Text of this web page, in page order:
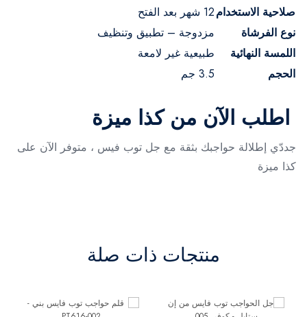
صلاحية الاستخدام12 شهر بعد الفتح
نوع الفرشاة
مزدوجة – تطبيق وتنظيف
اللمسة النهائية
طبيعية غير لامعة
الحجم
3.5 جم
اطلب الآن من كذا ميزة
جددّي إطلالة حواجبك بثقة مع جل توب فيس ، متوفر الآن على
كذا ميزة
منتجات ذات صلة